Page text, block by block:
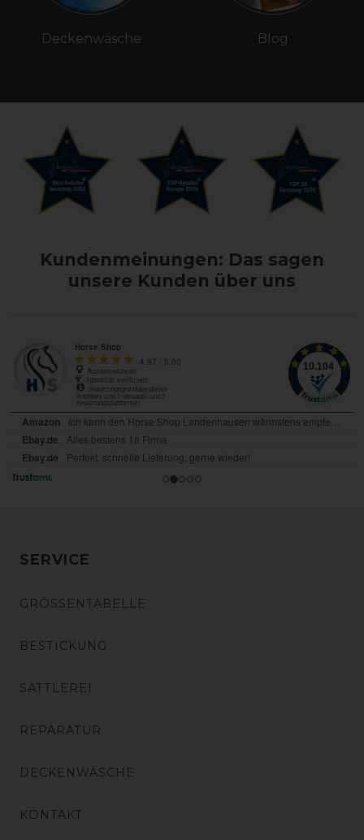
Deckenwäsche Blog
Kundenmeinungen: Das sagen
unsere Kunden über uns
SERVICE
GRÖSSENTABELLE
BESTICKUNG
SATTLEREI
REPARATUR
DECKENWÄSCHE
KONTAKT